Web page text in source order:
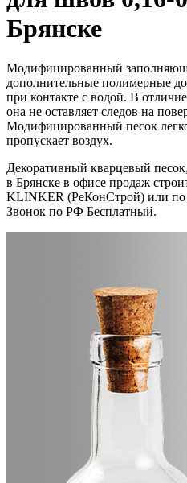
Брянске
Модифицированный
дополнительные полимерные
при контакте с водой. В
она не оставляет следов на
Модифицированный песок
пропускает воздух.
Декоративный кварцевый
в Брянске в офисе продаж
KLINKER (РеКонСтрой) или по
Звонок по РФ Бесплатный.